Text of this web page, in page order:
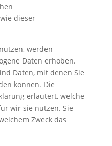
dieser
werden
Daten erhoben.
Daten, mit denen Sie
können. Die
erläutert, welche
wir sie nutzen. Sie
Zweck das